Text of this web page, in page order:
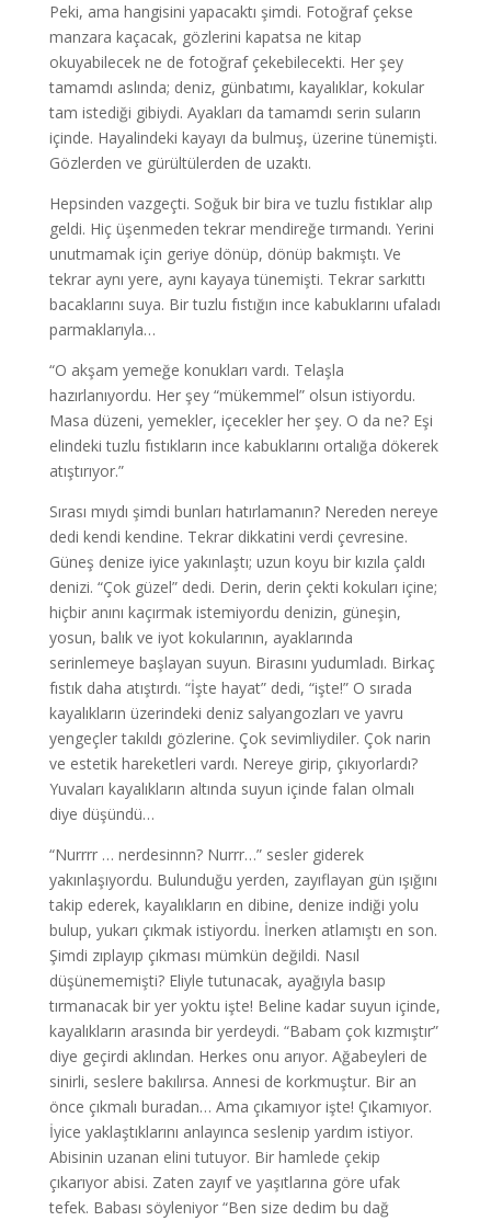
Peki, ama hangisini yapacaktı şimdi. Fotoğraf çekse
manzara kaçacak, gözlerini kapatsa ne kitap
okuyabilecek ne de fotoğraf çekebilecekti. Her şey
tamamdı aslında; deniz, günbatımı, kayalıklar, kokular
tam istediği gibiydi. Ayakları da tamamdı serin suların
içinde. Hayalindeki kayayı da bulmuş, üzerine tünemişti.
Gözlerden ve gürültülerden de uzaktı.
Hepsinden vazgeçti. Soğuk bir bira ve tuzlu fıstıklar alıp
geldi. Hiç üşenmeden tekrar mendireğe tırmandı. Yerini
unutmamak için geriye dönüp, dönüp bakmıştı. Ve
tekrar aynı yere, aynı kayaya tünemişti. Tekrar sarkıttı
bacaklarını suya. Bir tuzlu fıstığın ince kabuklarını ufaladı
parmaklarıyla…
“O akşam yemeğe konukları vardı. Telaşla
hazırlanıyordu. Her şey “mükemmel” olsun istiyordu.
Masa düzeni, yemekler, içecekler her şey. O da ne? Eşi
elindeki tuzlu fıstıkların ince kabuklarını ortalığa dökerek
atıştırıyor.”
Sırası mıydı şimdi bunları hatırlamanın? Nereden nereye
dedi kendi kendine. Tekrar dikkatini verdi çevresine.
Güneş denize iyice yakınlaştı; uzun koyu bir kızıla çaldı
denizi. “Çok güzel” dedi. Derin, derin çekti kokuları içine;
hiçbir anını kaçırmak istemiyordu denizin, güneşin,
yosun, balık ve iyot kokularının, ayaklarında
serinlemeye başlayan suyun. Birasını yudumladı. Birkaç
fıstık daha atıştırdı. “İşte hayat” dedi, “işte!” O sırada
kayalıkların üzerindeki deniz salyangozları ve yavru
yengeçler takıldı gözlerine. Çok sevimliydiler. Çok narin
ve estetik hareketleri vardı. Nereye girip, çıkıyorlardı?
Yuvaları kayalıkların altında suyun içinde falan olmalı
diye düşündü…
“Nurrrr … nerdesinnn? Nurrr…” sesler giderek
yakınlaşıyordu. Bulunduğu yerden, zayıflayan gün ışığını
takip ederek, kayalıkların en dibine, denize indiği yolu
bulup, yukarı çıkmak istiyordu. İnerken atlamıştı en son.
Şimdi zıplayıp çıkması mümkün değildi. Nasıl
düşünememişti? Eliyle tutunacak, ayağıyla basıp
tırmanacak bir yer yoktu işte! Beline kadar suyun içinde,
kayalıkların arasında bir yerdeydi. “Babam çok kızmıştır”
diye geçirdi aklından. Herkes onu arıyor. Ağabeyleri de
sinirli, seslere bakılırsa. Annesi de korkmuştur. Bir an
önce çıkmalı buradan… Ama çıkamıyor işte! Çıkamıyor.
İyice yaklaştıklarını anlayınca seslenip yardım istiyor.
Abisinin uzanan elini tutuyor. Bir hamlede çekip
çıkarıyor abisi. Zaten zayıf ve yaşıtlarına göre ufak
tefek. Babası söyleniyor “Ben size dedim bu dağ